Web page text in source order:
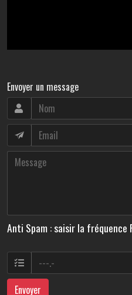
Envoyer un message
Anti Spam : saisir la fréquence
Envoyer